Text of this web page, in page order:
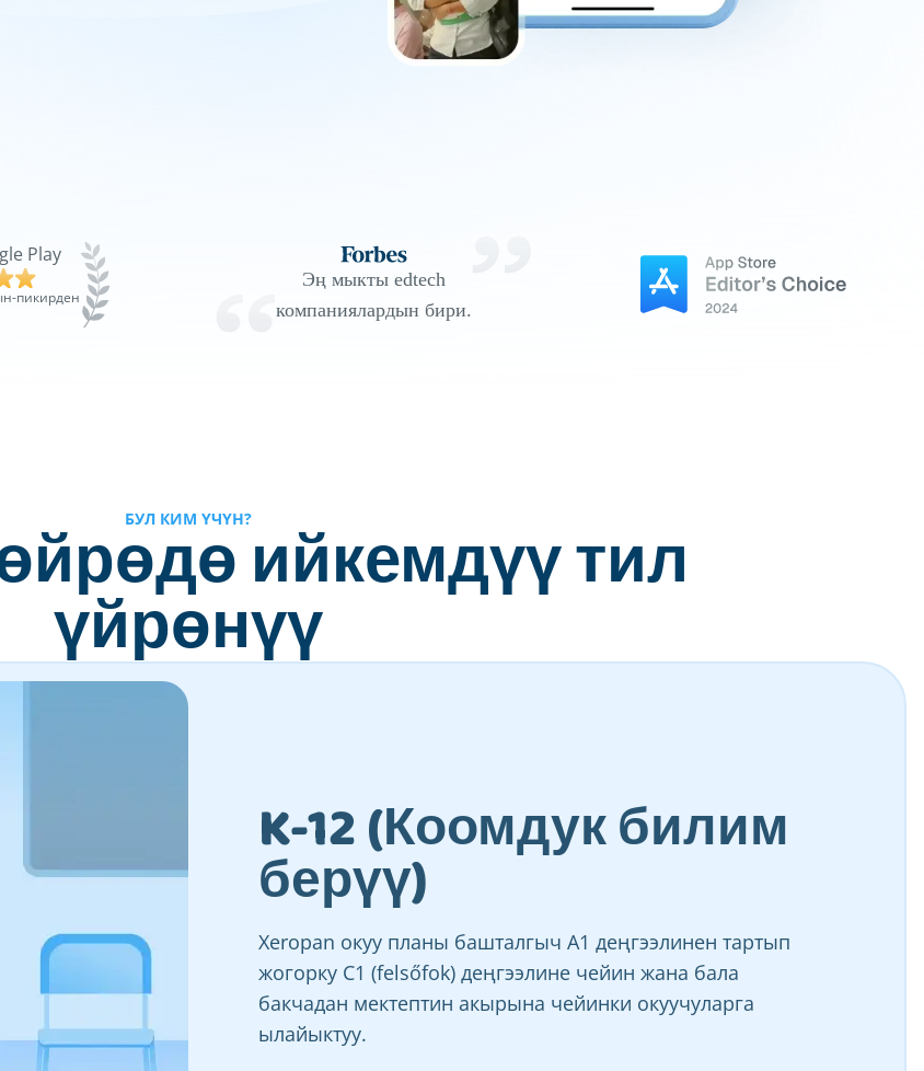
Play
пикирден
Эң мыкты edtech
компаниялардын бири.
БУЛ КИМ ҮЧҮН?ийкемдүү тил
үйрөнүү
K-12 (Коомдук билим
берүү)
Xeropan окуу планы башталгыч A1 деңгээлинен тартып
жогорку C1 (felsőfok) деңгээлине чейин жана бала
бакчадан мектептин акырына чейинки окуучуларга
ылайыктуу.